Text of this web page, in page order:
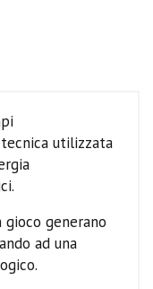
utilizzata
generano
ad una